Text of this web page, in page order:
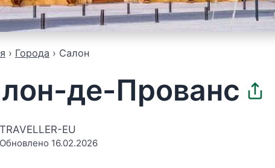
Города Салон
де-Прованс
TRAVELLER-EU
Обновлено 16.02.2026